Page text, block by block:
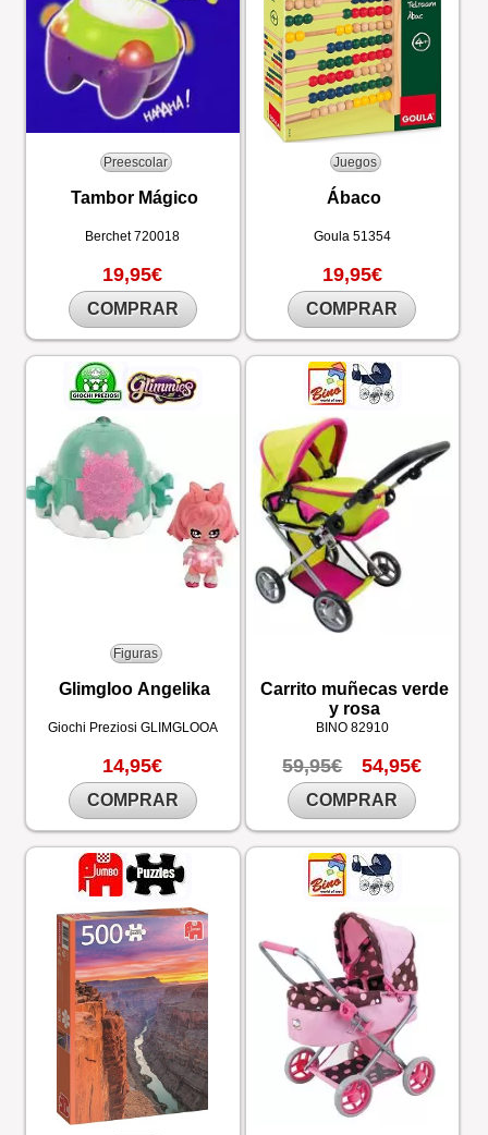
Preescolar
Tambor Mágico
Berchet720018
19,95€
COMPRAR
Juegos
Ábaco
Goula 51354
19,95€
COMPRAR
Figuras
Glimgloo Angelika
Giochi Preziosi GLIMGLOOA
14,95€
COMPRAR
Carrito muñecas verde
y rosa
BINO 82910
59,95€ 54,95€
COMPRAR